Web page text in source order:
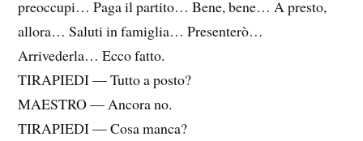
preoccupi… Paga il partito… Bene, bene… A presto,
allora… Saluti in famiglia… Presenterò…
Arrivederla… Ecco fatto.
TIRAPIEDI — Tutto a posto?
MAESTRO — Ancora no.
TIRAPIEDI — Cosa manca?